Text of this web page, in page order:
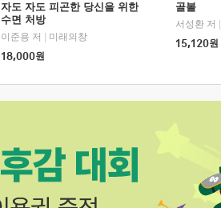
자도 자도 피곤한 당신을 위한
수면 처방
이준용 저
미래의창
18,000원
골볼
서성환 저
15,120원